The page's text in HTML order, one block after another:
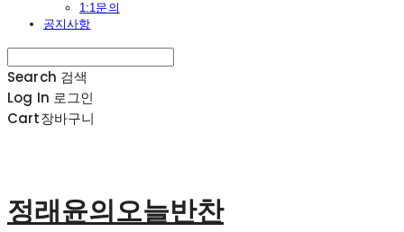
1:1문의
공지사항
Search 검색
Log In 로그인
Cart장바구니
정래윤의오늘반찬